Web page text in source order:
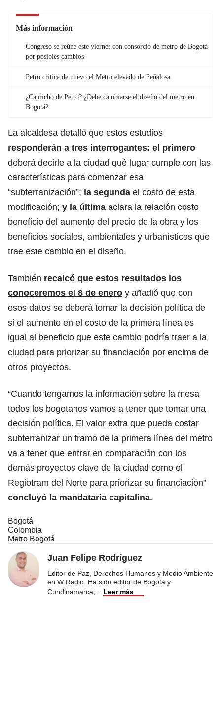
Más información
Congreso se reúne este viernes con consorcio de metro de Bogotá
por posibles cambios
Petro critica de nuevo el Metro elevado de Peñalosa
¿Capricho de Petro? ¿Debe cambiarse el diseño del metro en
Bogotá?
La alcaldesa detalló que estos estudios
responderán a tres interrogantes: el primero
deberá decirle a la ciudad qué lugar cumple con las
características para comenzar esa
“subterranización”; la segunda el costo de esta
modificación; y la última aclara la relación costo
beneficio del aumento del precio de la obra y los
beneficios sociales, ambientales y urbanísticos que
trae este cambio en el diseño.
También recalcó que estos resultados los
conoceremos el 8 de enero y añadió que con
esos datos se deberá tomar la decisión política de
si el aumento en el costo de la primera línea es
igual al beneficio que este cambio podría traer a la
ciudad para priorizar su financiación por encima de
otros proyectos.
“Cuando tengamos la información sobre la mesa
todos los bogotanos vamos a tener que tomar una
decisión política. El valor extra que pueda costar
subterranizar un tramo de la primera línea del metro
va a tener que entrar en comparación con los
demás proyectos clave de la ciudad como el
Regiotram del Norte para priorizar su financiación”
concluyó la mandataria capitalina.
Bogotá
Colombia
Metro Bogotá
Juan Felipe Rodríguez
Editor de Paz, Derechos Humanos y Medio Ambiente
en W Radio. Ha sido editor de Bogotá y
Cundinamarca,
Leer más